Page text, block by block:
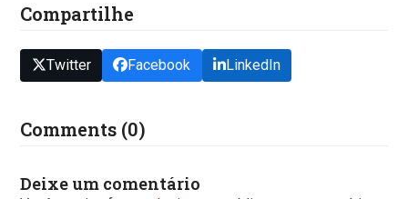
Compartilhe
Twitter Facebook LinkedIn
Comments (0)
Deixe um comentário